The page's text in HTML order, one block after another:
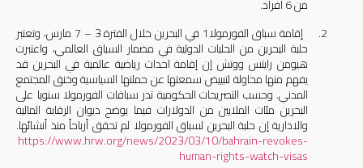
من 6 أفراد.
2.
إقامة سباق الفورمولا1 في البحرين خلال الفترة 3 – 7 مارس، وتعتبر
حلبة البحرين من الحلبات الدولية في مضمار السباق العالمي، واعتبرت
هيومن رايتس ووتش إن إقامة احداث رياضية عالمية في البحرين قد
يفهم منها محاولة لتبييض سمعتها عن حملتها السياسية وخنق المجتمع
المدني. وحسب التصريحات الحكومية تدر سباقات الفورمولا سنويا على
البحرين مئات الملايين من الدولارات فيما يوضح ديوان الرقابة المالية
والادارية إن حلبة البحرين لسباق الفورمولا لم تحقق أرباحاً منذ أنشائها.
https://www.hrw.org/news/2023/03/10/bahrain-revokes-
human-rights-watch-visas